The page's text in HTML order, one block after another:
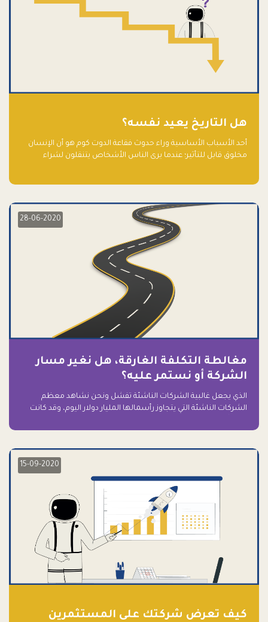
هل التاريخ يعيد نفسه؟
أحد الأسباب الأساسية وراء حدوث فقاعة الدوت كوم هو أن الإنسان
مخلوق قابل للتأثير؛ عندما يرى الناس الأشخاص يتنقلون لشراء
28-06-2020
مغالطة التكلفة الغارقة، هل نغير مسار
الشركة أو نستمر عليه؟
الذي يجعل غالبية الشركات الناشئة تفشل ونحن نشاهد معظم
الشركات الناشئة التي يتجاوز رأسمالها المليار دولار اليوم، وقد كانت
15-09-2020
كيف تعرض شركتك على المستثمرين